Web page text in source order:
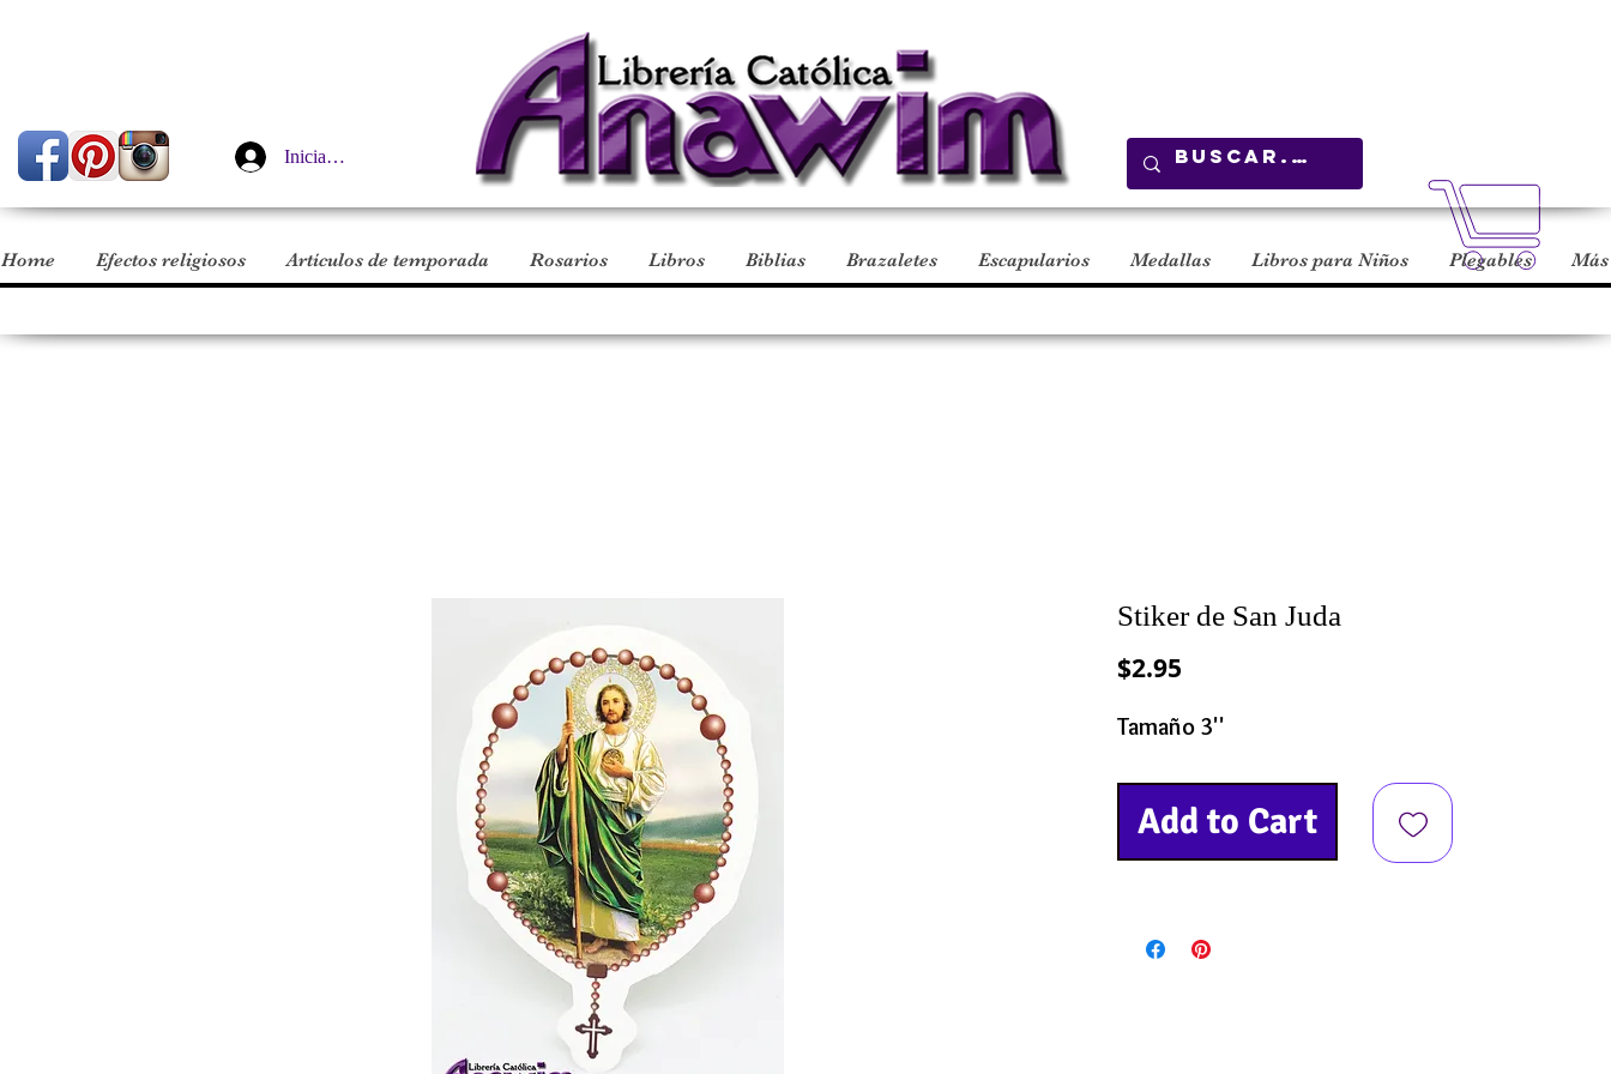
Iniciar sesión
Home Efectos religiosos Artículos de temporada Rosarios Libros Biblias Brazaletes Escapularios Medallas Libros para Niños Plegables Más
Stiker de San Juda
$2.95
Tamaño 3''
Add to Cart